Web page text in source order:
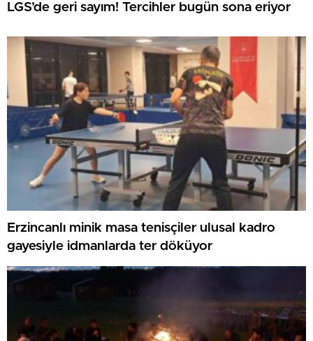
LGS’de geri sayım! Tercihler bugün sona eriyor
Erzincanlı minik masa tenisçiler ulusal kadro
gayesiyle idmanlarda ter döküyor